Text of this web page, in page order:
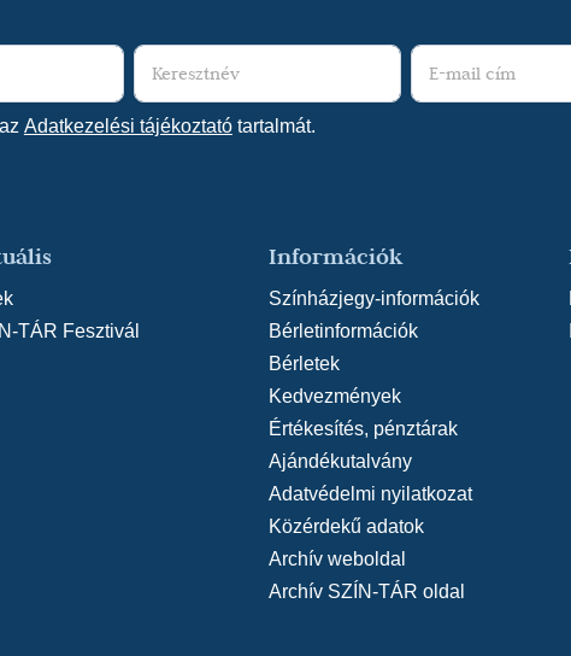
Adatkezelési tájékoztató tartalmát.
TÁR Fesztivál
Információk
Színházjegy-információk
Bérletinformációk
Bérletek
Kedvezmények
Értékesítés, pénztárak
Ajándékutalvány
Adatvédelmi nyilatkozat
Közérdekű adatok
Archív weboldal
Archív SZÍN-TÁR oldal